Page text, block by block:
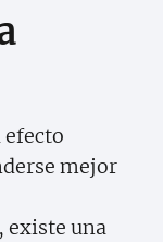
efecto
mejor
existe una